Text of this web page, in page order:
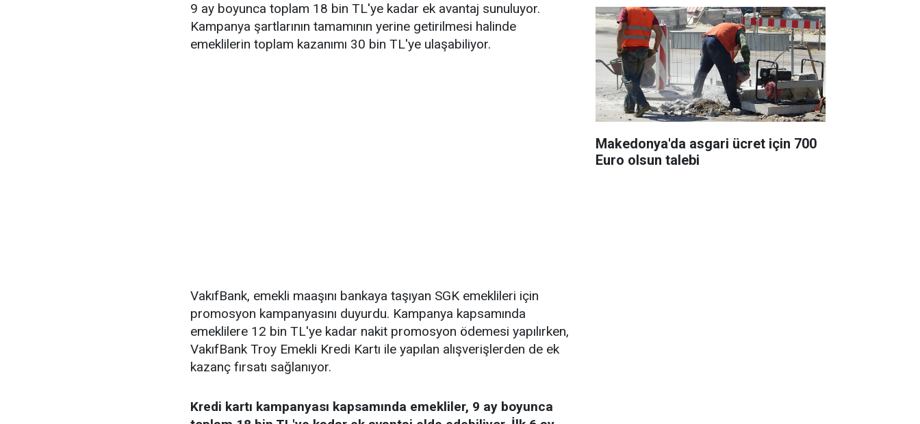
9 ay boyunca toplam 18 bin TL'ye kadar ek avantaj sunuluyor.
Kampanya şartlarının tamamının yerine getirilmesi halinde
emeklilerin toplam kazanımı 30 bin TL'ye ulaşabiliyor.
VakıfBank, emekli maaşını bankaya taşıyan SGK emeklileri için
promosyon kampanyasını duyurdu. Kampanya kapsamında
emeklilere 12 bin TL'ye kadar nakit promosyon ödemesi yapılırken,
VakıfBank Troy Emekli Kredi Kartı ile yapılan alışverişlerden de ek
kazanç fırsatı sağlanıyor.
Kredi kartı kampanyası kapsamında emekliler, 9 ay boyunca
Makedonya'da asgari ücret için 700
Euro olsun talebi